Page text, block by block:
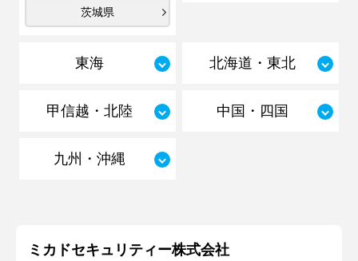
茨城県
東海 北海道・東北
甲信越・北陸 中国・四国
九州・沖縄
ミカドセキュリティー株式会社